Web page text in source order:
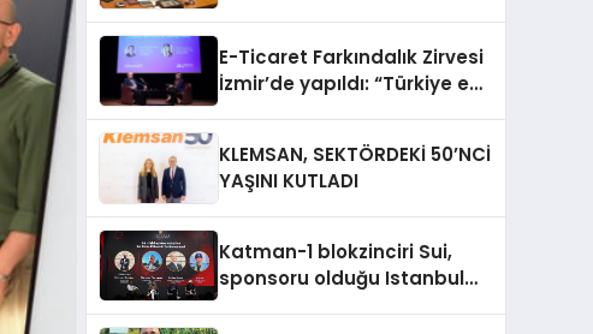
E-Ticaret Farkındalık Zirvesi
İzmir’de yapıldı: “Türkiye e
KLEMSAN, SEKTÖRDEKİ 50’NCİ
YAŞINI KUTLADI
Katman-1 blokzinciri Sui,
sponsoru olduğu Istanbul